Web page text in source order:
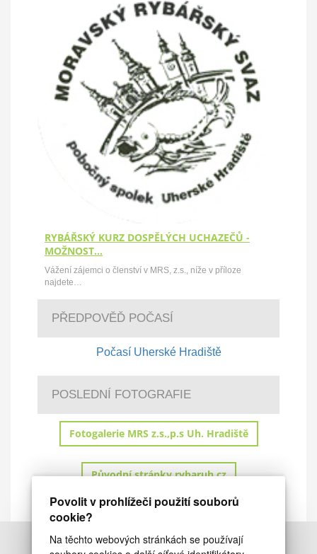
Povolit v prohlížeči použití souborů
cookie?
Na těchto webových stránkách se používají
RYBÁŘSKÝ KURZ DOSPĚLÝCH UCHAZEČŮ -
MOŽNOST…
Vážení zájemci o členství v MRS, z.s., níže v příloze
najdete…
PŘEDPOVĚĎ POČASÍ
Počasí Uherské Hradiště
POSLEDNÍ FOTOGRAFIE
Fotogalerie MRS z.s.,p.s Uh. Hradiště
Původní stránky rybaruh.cz